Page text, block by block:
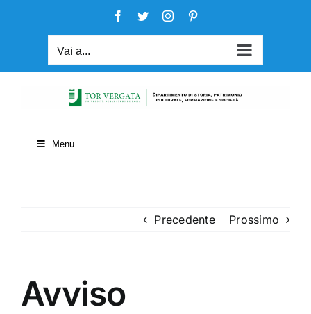
Facebook
TwitterInstagram
Vai a...
Menu
Precedente Prossimo
Avviso